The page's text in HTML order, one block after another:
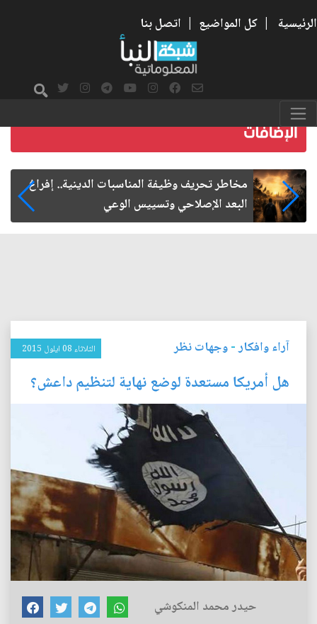
الرئيسية | كل المواضيع | اتصل بنا
زيارة الأربعين.. من الفاعلية المجتمعية إلى المواطنة
الفاعلة
آراء وافكار-وجهات نظر الثلاثاء 08 ايلول 2015
هل أمريكا مستعدة لوضع نهاية لتنظيم داعش؟
حيدر محمد المنكوشي